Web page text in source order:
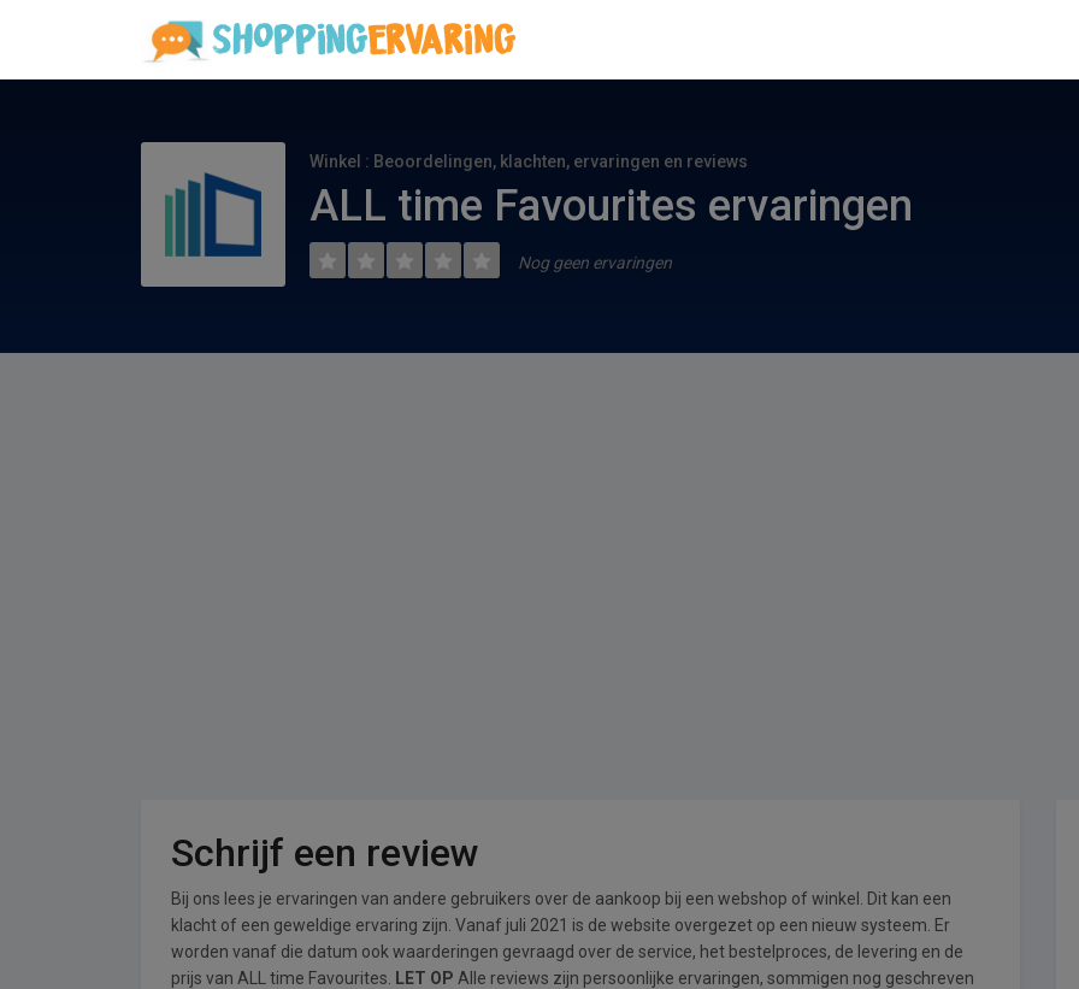
Winkel : Beoordelingen, klachten, ervaringen en reviews
ALL time Favourites ervaringen
Nog geen ervaringen
Schrijf een review
Bij ons lees je ervaringen van andere gebruikers over de aankoop bij een webshop of winkel. Dit kan een
klacht of een geweldige ervaring zijn. Vanaf juli 2021 is de website overgezet op een nieuw systeem. Er
worden vanaf die datum ook waarderingen gevraagd over de service, het bestelproces, de levering en de
prijs van ALL time Favourites.
LET OP Alle reviews zijn persoonlijke ervaringen, sommigen nog geschreven